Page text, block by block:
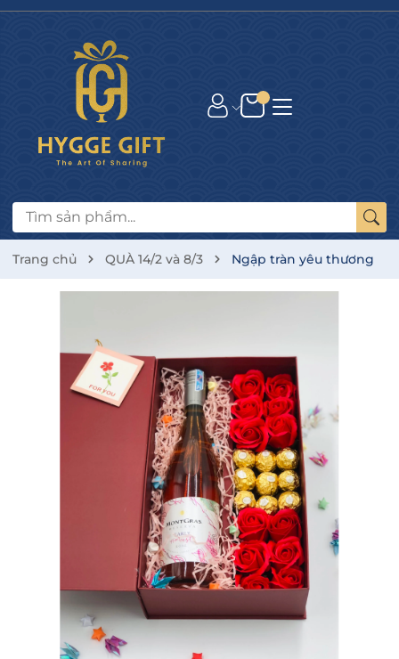
Trang chủ QUÀ 14/2 và 8/3 Ngập tràn yêu thương
Ngày hết hạn:
Điều kiện: